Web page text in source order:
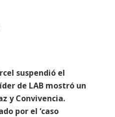
suspendió el
de LAB mostró un
y Convivencia.
por el ‘caso